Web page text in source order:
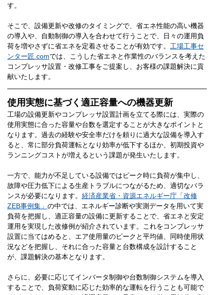
す。
そこで、設備更新や改修のタイミングで、省エネ性能の高い機器
の導入や、自動制御の導入を合わせて行うことで、日々の運用負
荷を増やさずに省エネを定着させることが有効です。 工場工事セ
ンター匠.comでは、こうした省エネと作業性のバランスを考えた
コンプレッサ設置・改修工事をご提案し、お客様の課題解決に貢
献いたします。
使用実態に基づく適正容量への機器更新
工場の設備更新やコンプレッサ設置計画を立てる際には、実際の
使用実態に合った容量や台数を選定することが大きなポイントと
なります。過去の経験や安全率だけを頼りに過大な設備を導入す
ると、常に部分負荷運転となり効率が低下するほか、初期投資や
ランニングコストが増えるという課題が発生いたします。
一方で、能力が不足している設備ではピーク時に負荷が集中し、
故障や圧力低下による生産トラブルにつながるため、適切なバラ
ンスが必要になります。 経済産業省・資源エネルギー庁「改修
ZEB事例集」 の中では、エネルギー診断や実測データを用いて実
負荷を把握し、適正容量の設備に更新することで、省エネと安定
運用を実現した改修例が紹介されています。これをコンプレッサ
設置に当てはめると、エア使用量のピークと平均値、同時使用状
況などを把握し、それに合った容量と台数構成を設計すること
が、課題解決の基本となります。
さらに、必要に応じてインバータ制御や台数制御システムを導入
することで、負荷変動に応じた効率的な運転を行うことも可能で